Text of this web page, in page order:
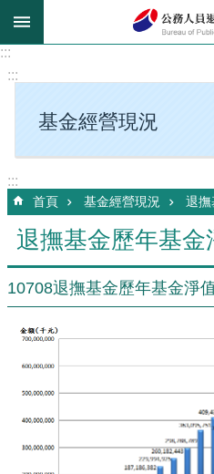
跳到主要內容區塊
:::
:::
基金經營現況
:::
首頁 基金經營現況 退撫
退撫基金歷年基金
10708退撫基金歷年基金淨